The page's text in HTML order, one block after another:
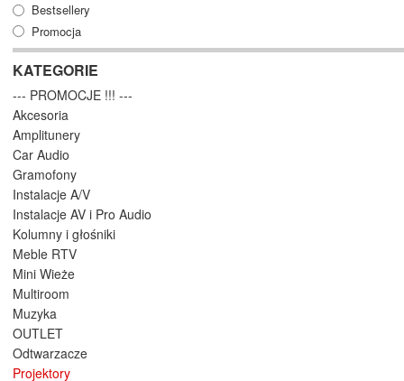
Bestsellery
Promocja
KATEGORIE
--- PROMOCJE !!! ---
Akcesoria
Amplitunery
Car Audio
Gramofony
Instalacje A/V
Instalacje AV i Pro Audio
Kolumny i głośniki
Meble RTV
Mini Wieże
Multiroom
Muzyka
OUTLET
Odtwarzacze
Projektory